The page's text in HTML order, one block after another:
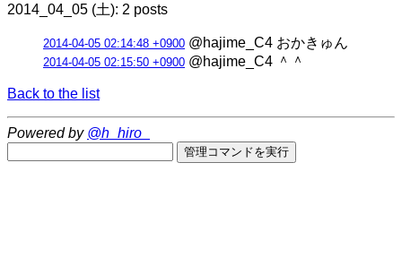
2014_04_05 (土): 2 posts
2014-04-05 02:14:48 +0900 @hajime_C4 おかきゅん
2014-04-05 02:15:50 +0900 @hajime_C4 ＾＾
Back to the list
Powered by @h_hiro_